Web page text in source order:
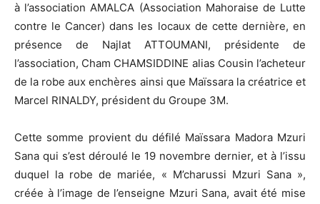
à l’association AMALCA (Association Mahoraise de Lutte
contre le Cancer) dans les locaux de cette dernière, en
présence de Najlat ATTOUMANI, présidente de
l’association, Cham CHAMSIDDINE alias Cousin l’acheteur
de la robe aux enchères ainsi que Maïssara la créatrice et
Marcel RINALDY, président du Groupe 3M.
Cette somme provient du défilé Maïssara Madora Mzuri
Sana qui s’est déroulé le 19 novembre dernier, et à l’issu
duquel la robe de mariée, « M’charussi Mzuri Sana »,
créée à l’image de l’enseigne Mzuri Sana, avait été mise